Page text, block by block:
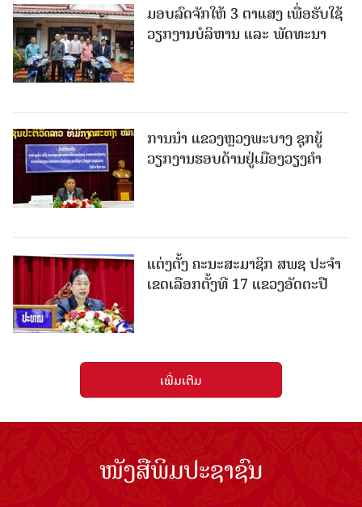
ມອບລົດຈັກໃຫ້ 3 ຕາແສງ ເພື່ອຮັບໃຊ້
ວຽກງານບໍລິຫານ ແລະ ພັດທະນາ
ການນຳ ແຂວງຫຼວງພະບາງ ຊຸກຍູ້
ວຽກງານຮອບດ້ານຢູ່ເມືອງວຽງຄໍາ
ແຕ່ງຕັ້ງ ຄະນະສະມາຊິກ ສພຊ ປະຈຳ
ເຂດເລືອກຕັ້ງທີ 17 ແຂວງອັດຕະປື
ເພີ່ມເຕີມ
ໜັງສືພິມປະຊາຊົນ